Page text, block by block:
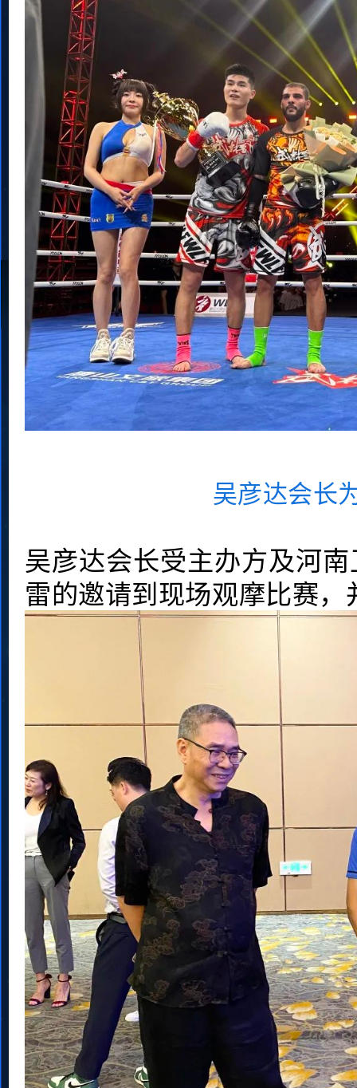
吴彦达会长
吴彦达会长受主办方及河
雷的邀请到现场观摩比赛